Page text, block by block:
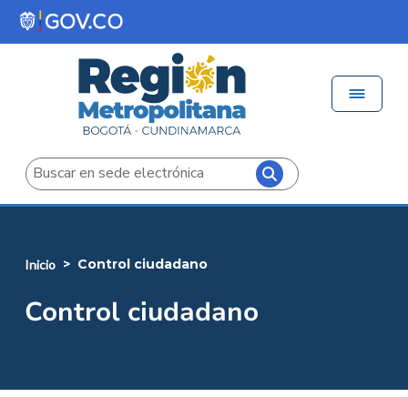
Pasar al contenido principal
Buscar
inicio control ciudadano
Control ciudadano